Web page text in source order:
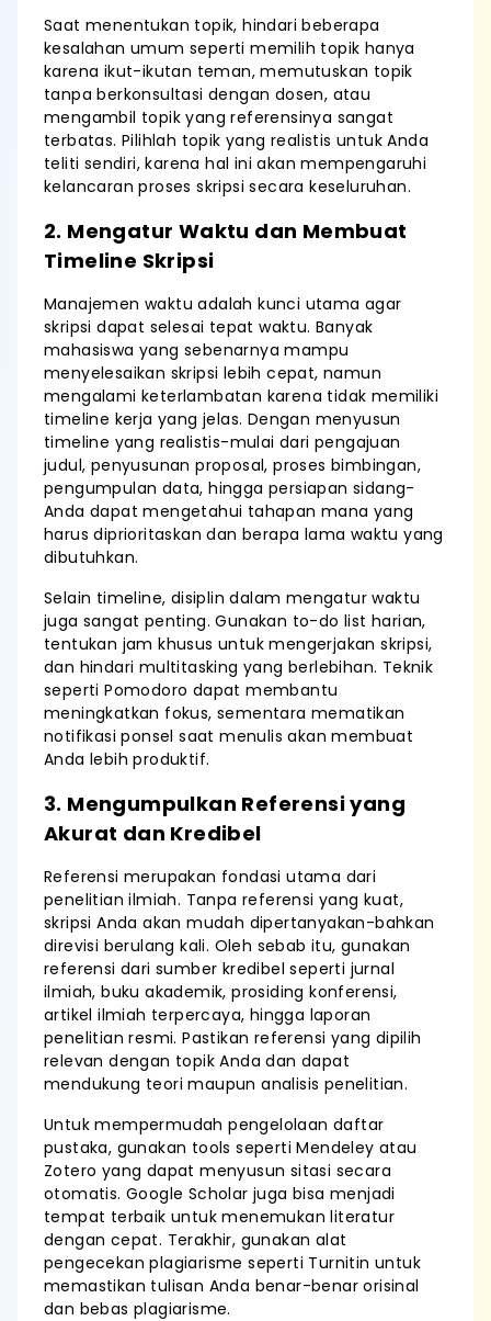
Saat menentukan topik, hindari beberapa
kesalahan umum seperti memilih topik hanya
karena ikut-ikutan teman, memutuskan topik
tanpa berkonsultasi dengan dosen, atau
mengambil topik yang referensinya sangat
terbatas. Pilihlah topik yang realistis untuk Anda
teliti sendiri, karena hal ini akan mempengaruhi
kelancaran proses skripsi secara keseluruhan.
2. Mengatur Waktu dan Membuat
Timeline Skripsi
Manajemen waktu adalah kunci utama agar
skripsi dapat selesai tepat waktu. Banyak
mahasiswa yang sebenarnya mampu
menyelesaikan skripsi lebih cepat, namun
mengalami keterlambatan karena tidak memiliki
timeline kerja yang jelas. Dengan menyusun
timeline yang realistis-mulai dari pengajuan
judul, penyusunan proposal, proses bimbingan,
pengumpulan data, hingga persiapan sidang-
Anda dapat mengetahui tahapan mana yang
harus diprioritaskan dan berapa lama waktu yang
dibutuhkan.
Selain timeline, disiplin dalam mengatur waktu
juga sangat penting. Gunakan to-do list harian,
tentukan jam khusus untuk mengerjakan skripsi,
dan hindari multitasking yang berlebihan. Teknik
seperti Pomodoro dapat membantu
meningkatkan fokus, sementara mematikan
notifikasi ponsel saat menulis akan membuat
Anda lebih produktif.
3. Mengumpulkan Referensi yang
Akurat dan Kredibel
Referensi merupakan fondasi utama dari
penelitian ilmiah. Tanpa referensi yang kuat,
skripsi Anda akan mudah dipertanyakan-bahkan
direvisi berulang kali. Oleh sebab itu, gunakan
referensi dari sumber kredibel seperti jurnal
ilmiah, buku akademik, prosiding konferensi,
artikel ilmiah terpercaya, hingga laporan
penelitian resmi. Pastikan referensi yang dipilih
relevan dengan topik Anda dan dapat
mendukung teori maupun analisis penelitian.
Untuk mempermudah pengelolaan daftar
pustaka, gunakan tools seperti Mendeley atau
Zotero yang dapat menyusun sitasi secara
otomatis. Google Scholar juga bisa menjadi
tempat terbaik untuk menemukan literatur
dengan cepat. Terakhir, gunakan alat
pengecekan plagiarisme seperti Turnitin untuk
memastikan tulisan Anda benar-benar orisinal
dan bebas plagiarisme.